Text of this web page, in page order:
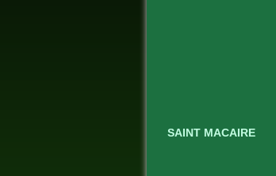
SAINT MACAIRE